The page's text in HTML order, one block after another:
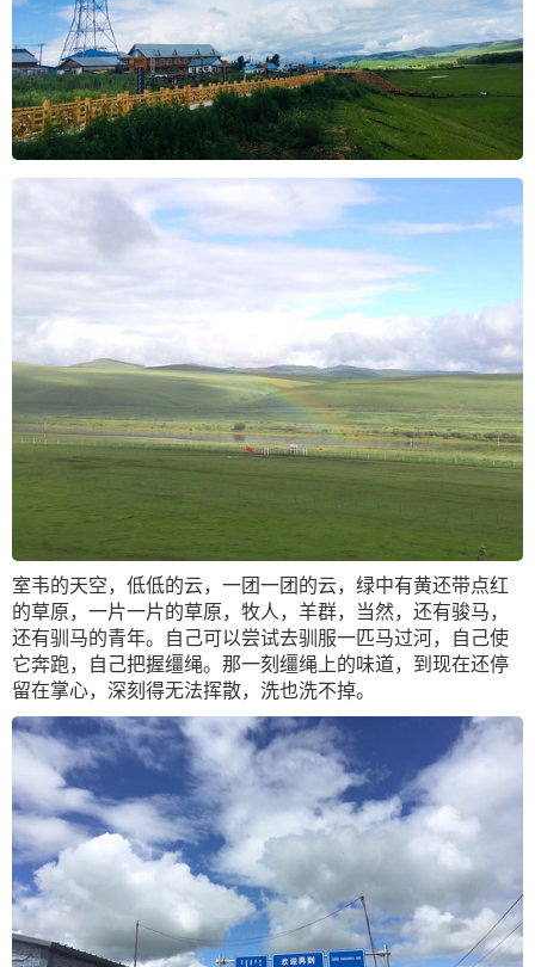
室韦的天空，低低的云，一团一团的云，绿中有黄还带点红
的草原，一片一片的草原，牧人，羊群，当然，还有骏马，
还有驯马的青年。自己可以尝试去驯服一匹马过河，自己使
它奔跑，自己把握缰绳。那一刻缰绳上的味道，到现在还停
留在掌心，深刻得无法挥散，洗也洗不掉。